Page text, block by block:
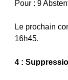
Pour : 9
Le prochain
16h45.
4 :